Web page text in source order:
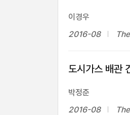
이경우
2016-08
도시가스 배관
박정준
2016-08